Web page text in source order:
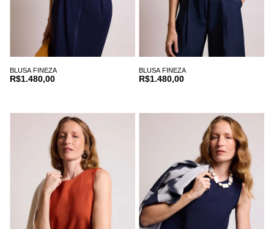
BLUSA FINEZA
R$1.480,00
BLUSA FINEZA
R$1.480,00